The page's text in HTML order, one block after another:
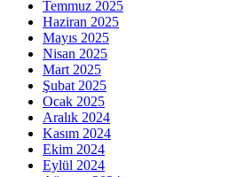
Temmuz 2025
Haziran 2025
Mayıs 2025
Nisan 2025
Mart 2025
Şubat 2025
Ocak 2025
Aralık 2024
Kasım 2024
Ekim 2024
Eylül 2024